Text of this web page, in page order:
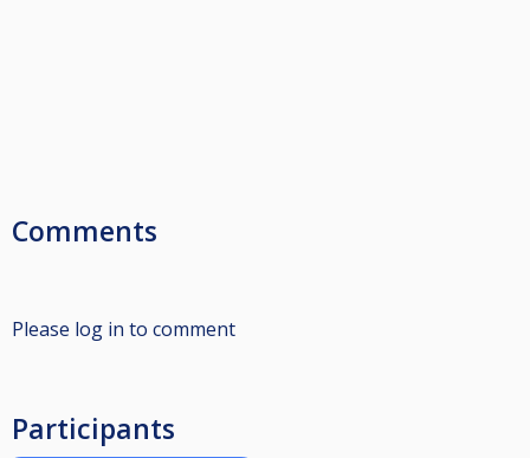
Comments
Please log in to comment
Participants